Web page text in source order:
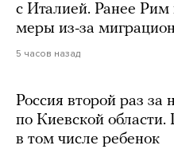
с Италией. Ранее Рим
меры из-за
5 часов назад
Россия второй раз за
по Киевской области.
в том числе ребенок